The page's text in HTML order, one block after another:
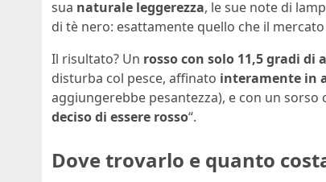
sua naturale leggerezza, le sue note di
di tè nero: esattamente quello che il
Il risultato? Un rosso con solo 11,5 gradi di
disturba col pesce, affinato interamente in
aggiungerebbe pesantezza), e con un sorso
deciso di essere rosso“.
Dove trovarlo e quanto